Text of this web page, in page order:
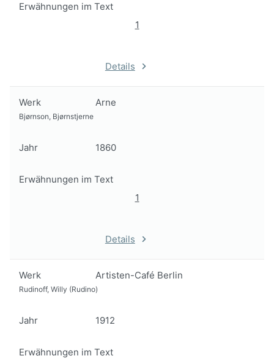
Erwähnungen im Text
1
Details
Werk Arne
Bjørnson, Bjørnstjerne
Jahr 1860
Erwähnungen im Text
1
Details
Werk Artisten-Café Berlin
Rudinoff, Willy (Rudino)
Jahr 1912
Erwähnungen im Text